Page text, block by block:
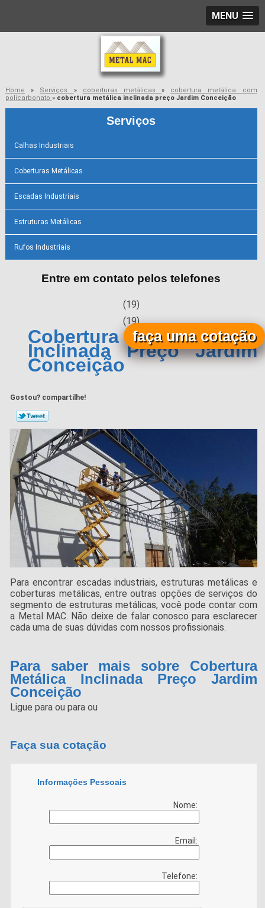
MENU
Home » Serviços » coberturas metálicas» cobertura metálica com
policarbonato » cobertura metálica inclinada preço Jardim Conceição
Serviços
Calhas Industriais
Coberturas Metálicas
Escadas Industriais
Estruturas Metálicas
Rufos Industriais
Entre em contato pelos telefones
(19)
(19)
Cobertura Metálica
Inclinada Preço Jardim
Conceição
Gostou? compartilhe!
Para encontrar escadas industriais, estruturas metálicas e
coberturas metálicas, entre outras opções de serviços do
segmento de estruturas metálicas, você pode contar com
a Metal MAC. Não deixe de falar conosco para esclarecer
cada uma de suas dúvidas com nossos profissionais.
Para saber mais sobre Cobertura
Metálica Inclinada Preço Jardim
Conceição
Ligue paraou paraou
faça uma cotação
Faça sua cotação
Informações Pessoais
Nome:
Email:
Telefone: